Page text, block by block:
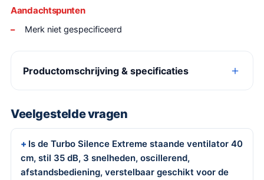
Aandachtspunten
Merk niet gespecificeerd
Productomschrijving & specificaties
Veelgestelde vragen
Is de Turbo Silence Extreme staande ventilator 40
cm, stil 35 dB, 3 snelheden, oscillerend,
afstandsbediening, verstelbaar geschikt voor de